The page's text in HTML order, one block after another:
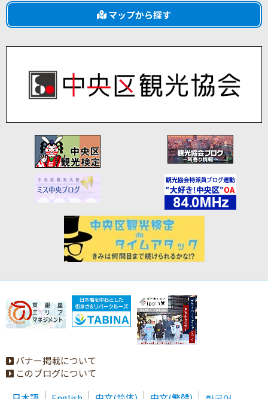
マップから探す
バナー掲載について
このブログについて